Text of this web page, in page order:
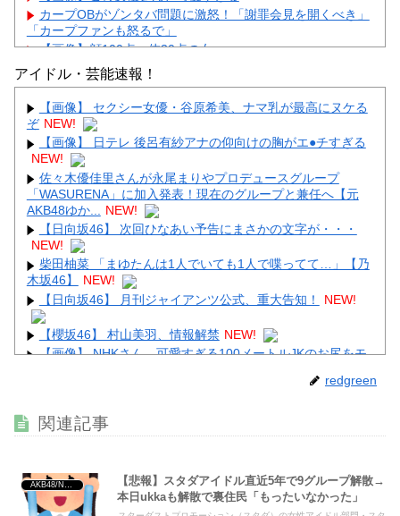
カープOBがゾンタバ問題に激怒！「謝罪会見を開くべき」
「カープファンも怒るで」
【画像】顔100点、体30点の女ｗｗｗ
Powered by livedoor 相互RSS
アイドル・芸能速報！
【画像】 セクシー女優・谷原希美、ナマ乳が最高にヌケる
ぞ NEW!
【画像】 日テレ 後呂有紗アナの仰向けの胸がエ●チすぎる
NEW!
佐々木優佳里さんが永尾まりやプロデュースグループ
「WASURENA」に加入発表！現在のグループと兼任へ【元
AKB48ゆか...
NEW!
【日向坂46】 次回ひなあい予告にまさかの文字が・・・
NEW!
柴田柚菜 「まゆたんは1人でいても1人で喋ってて…」【乃
木坂46】
NEW!
【日向坂46】 月刊ジャイアンツ公式、重大告知！
NEW!
【櫻坂46】 村山美羽、情報解禁 NEW!
【画像】 NHKさん、可愛すぎる100メートルJKのお尻をモ
NEW!
ｗ
NEW!
redgreen
関連記事
AKB48/NGT48/他アイドル
【悲報】スタダアイドル直近5年で9グループ解散→
本日ukkaも解散で裏住民「もったいなかった」